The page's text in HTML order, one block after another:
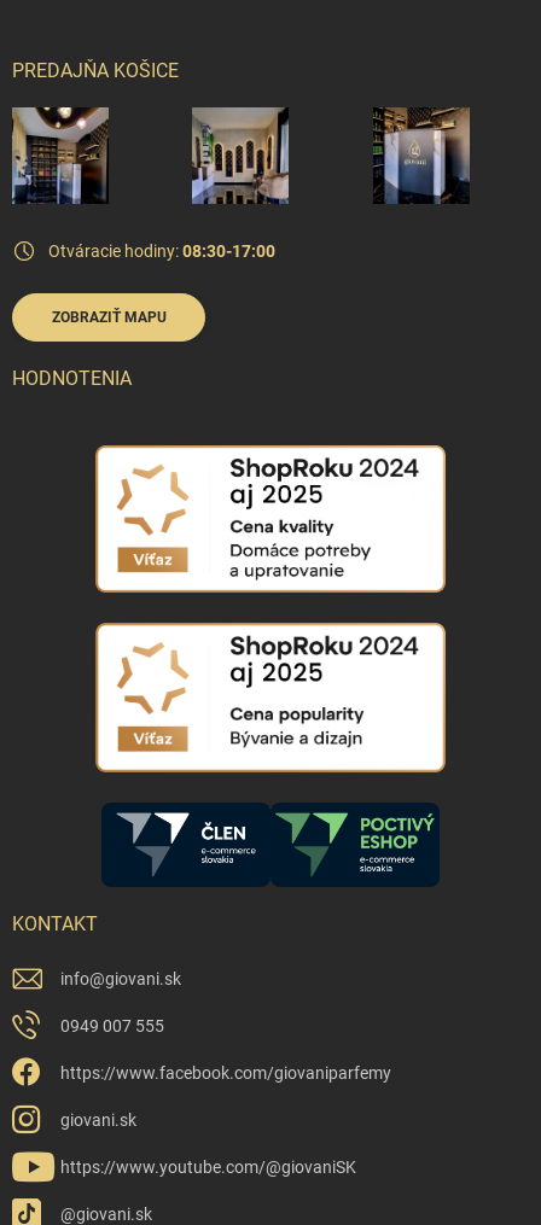
PREDAJŇA KOŠICE
Otváracie hodiny:08:30-17:00
ZOBRAZIŤ MAPU
HODNOTENIA
KONTAKT
info@giovani.sk
0949 007 555
https://www.facebook.com/giovaniparfemy
giovani.sk
https://www.youtube.com/@giovaniSK
@giovani.sk